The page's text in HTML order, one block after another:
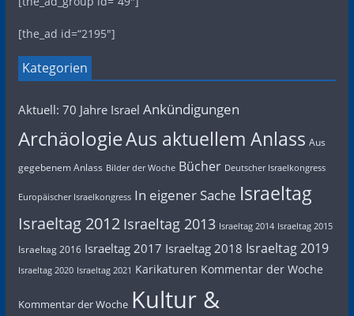
[the_ad id=“2195″]
Kategorien
Aktuell: 70 Jahre Israel Ankündigungen
ArchäologieAus aktuellem Anlass Aus
gegebenem Anlass Bilder der Woche Bücher Deutscher Israelkongress
Europäischer Israelkongress In eigener Sache Israeltag
Israeltag 2012 Israeltag 2013 Israeltag 2014 Israeltag 2015
Israeltag 2016 Israeltag 2017 Israeltag 2018 Israeltag 2019
Israeltag 2020 Israeltag 2021 Karikaturen Kommentar der Woche
Kommentar der Woche Kultur &